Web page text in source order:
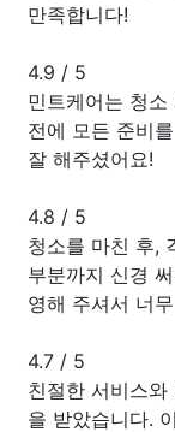
만족합니다!
4.9 / 5
민트케어는 청
전에 모든 준비
잘 해주셨어요!
4.8 / 5
청소를 마친 후,
부분까지 신경
영해 주셔서 너
4.7 / 5
친절한 서비스
을 받았습니다.